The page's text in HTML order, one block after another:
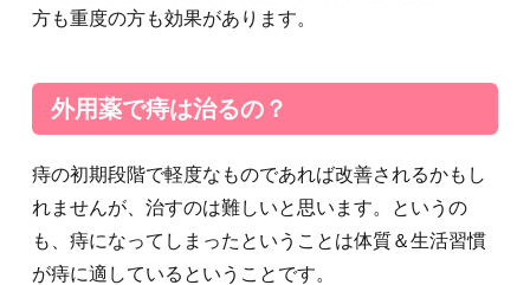
方も重度の方も効果があります。
外用薬で痔は治るの？
痔の初期段階で軽度なものであれば改善されるかもし
れませんが、治すのは難しいと思います。というの
も、痔になってしまったということは体質＆生活習慣
が痔に適しているということです。